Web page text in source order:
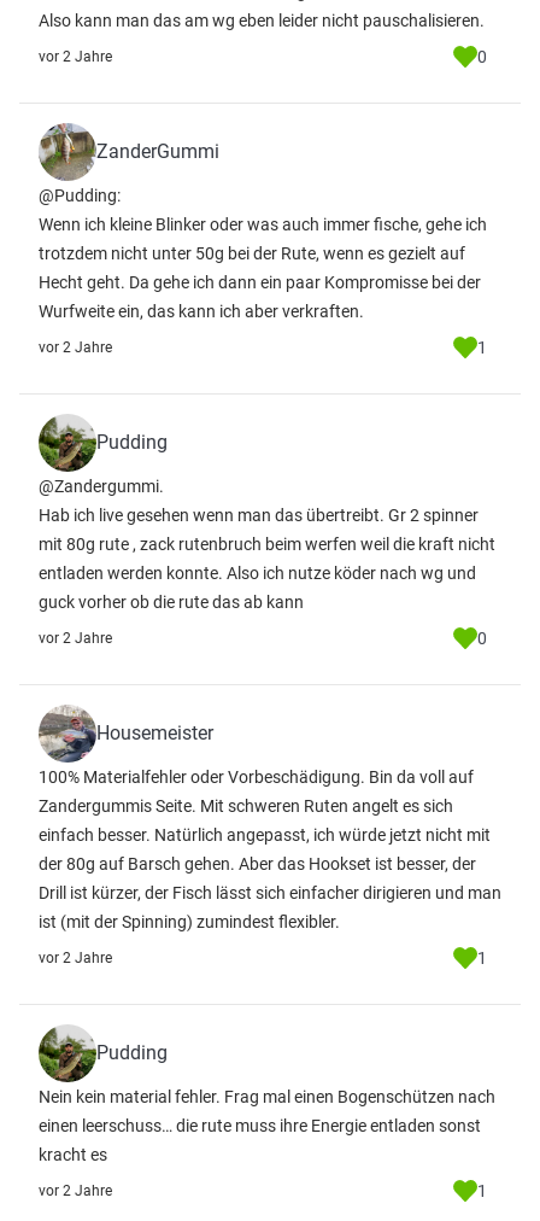
Also kann man das am wg eben leider nicht pauschalisieren.
vor 2 Jahre 0
ZanderGummi
@Pudding:
Wenn ich kleine Blinker oder was auch immer fische, gehe ich
trotzdem nicht unter 50g bei der Rute, wenn es gezielt auf
Hecht geht. Da gehe ich dann ein paar Kompromisse bei der
Wurfweite ein, das kann ich aber verkraften.
vor 2 Jahre 1
Pudding
@Zandergummi.
Hab ich live gesehen wenn man das übertreibt. Gr 2 spinner
mit 80g rute , zack rutenbruch beim werfen weil die kraft nicht
entladen werden konnte. Also ich nutze köder nach wg und
guck vorher ob die rute das ab kann
vor 2 Jahre 0
Housemeister
100% Materialfehler oder Vorbeschädigung. Bin da voll auf
Zandergummis Seite. Mit schweren Ruten angelt es sich
einfach besser. Natürlich angepasst, ich würde jetzt nicht mit
der 80g auf Barsch gehen. Aber das Hookset ist besser, der
Drill ist kürzer, der Fisch lässt sich einfacher dirigieren und man
ist (mit der Spinning) zumindest flexibler.
vor 2 Jahre 1
Pudding
Nein kein material fehler. Frag mal einen Bogenschützen nach
einen leerschuss… die rute muss ihre Energie entladen sonst
kracht es
vor 2 Jahre 1